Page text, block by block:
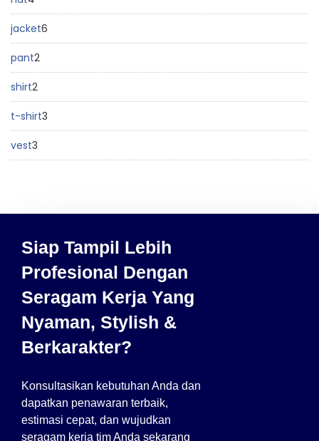
jacket6
pant2
shirt2
t-shirt3
vest3
Siap Tampil Lebih
Profesional Dengan
Seragam Kerja Yang
Nyaman, Stylish &
Berkarakter?
Konsultasikan kebutuhan Anda dan
dapatkan penawaran terbaik,
estimasi cepat, dan wujudkan
seragam kerja tim Anda sekarang